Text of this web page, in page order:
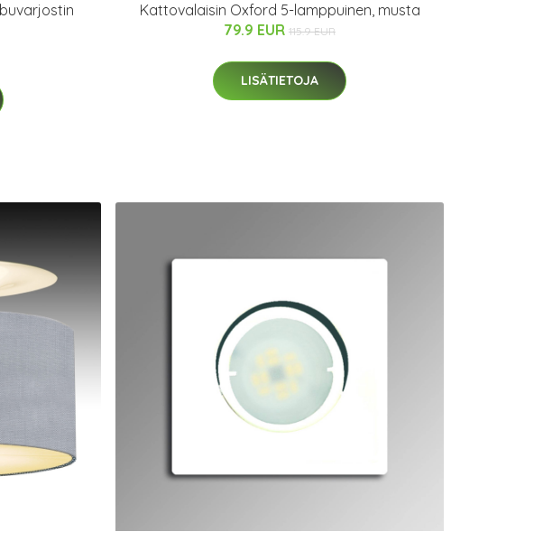
Kattovalaisin Oxford 5-lamppuinen, musta
79.9 EUR 115.9 EUR
LISÄTIETOJA